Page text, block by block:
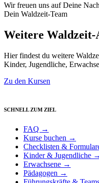
Wir freuen uns auf Deine
Dein Waldzeit-Team
Weitere Waldzeit-
Hier findest du weitere
Kinder, Jugendliche,
Zu den Kursen
SCHNELL ZUM ZIEL
FAQ →
Kurse buchen →
Checklisten &
Kinder & Jugendliche →
Erwachsene →
Pädagogen →